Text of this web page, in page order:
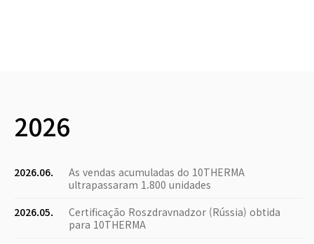
2026
2026.06.
As vendas acumuladas do 10THERMA
ultrapassaram 1.800 unidades
2026.05.
Certificação Roszdravnadzor (Rússia) obtida
para 10THERMA